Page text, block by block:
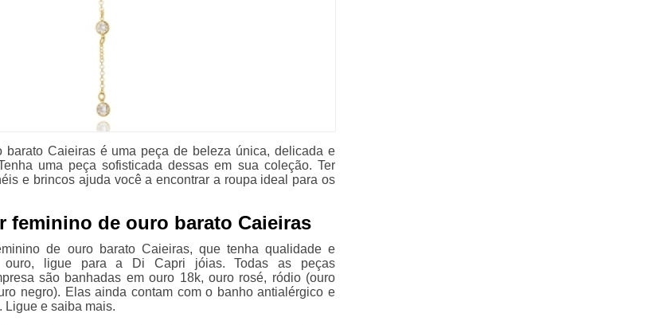
barato Caieiras é uma peça de beleza única, delicada e
uma peça sofisticada dessas em sua coleção. Ter
e brincos ajuda você a encontrar a roupa ideal para os
feminino de ouro barato Caieiras
de ouro barato Caieiras, que tenha qualidade e
ouro, ligue para a Di Capri jóias. Todas as peças
são banhadas em ouro 18k, ouro rosé, ródio (ouro
negro). Elas ainda contam com o banho antialérgico e
Ligue e saiba mais.